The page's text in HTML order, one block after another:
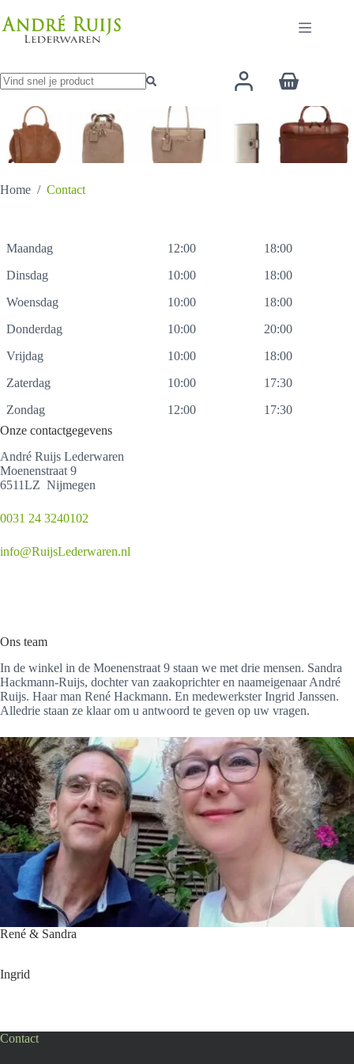
naar
de
resultaten
Home / Contact
Maandag 12:00
18:00
Dinsdag
10:00
18:00
Woensdag
10:00
18:00
Donderdag
10:00
20:00
Vrijdag
10:00
18:00
Zaterdag
10:00
17:30
Zondag
12:00
17:30
Onze contactgegevens
André Ruijs Lederwaren
Moenenstraat 9
6511LZ Nijmegen
0031 24 3240102
info@RuijsLederwaren.nl
Ons team
In de winkel in de Moenenstraat 9 staan we met drie mensen. Sandra
Hackmann-Ruijs, dochter van zaakoprichter en naameigenaar André
Ruijs. Haar man René Hackmann. En medewerkster Ingrid Janssen.
Alledrie staan ze klaar om u antwoord te geven op uw vragen.
René & Sandra
Ingrid
Contact